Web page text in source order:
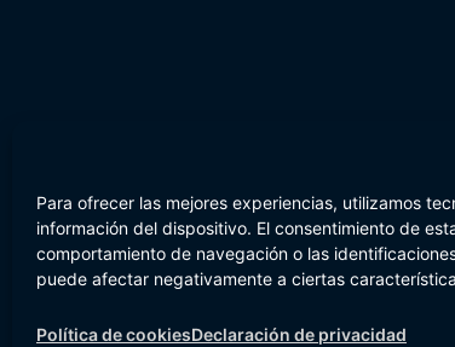
Para ofrecer las mejores experiencias, utilizamos
información del dispositivo. El consentimiento de
comportamiento de navegación o las
puede afectar negativamente a ciertas
Política de cookiesDeclaración de privacidad
Aviso Legal Política de cookies Canal de